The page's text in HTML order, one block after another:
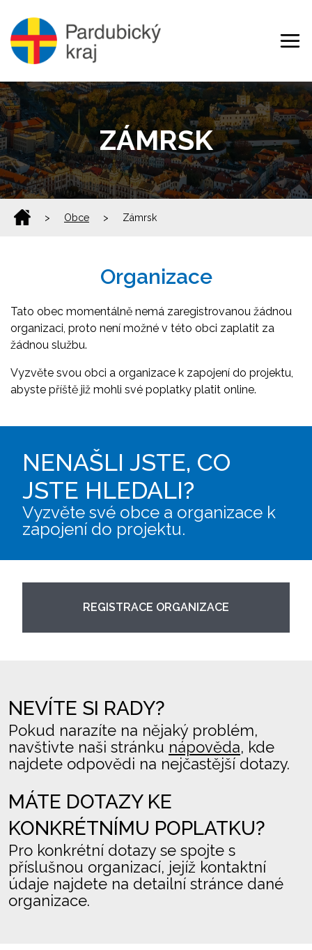
ZÁMRSK
> Obce > Zámrsk
Organizace
Tato obec momentálně nemá zaregistrovanou žádnou
organizaci, proto není možné v této obci zaplatit za
žádnou službu.
Vyzvěte svou obci a organizace k zapojení do projektu,
abyste příště již mohli své poplatky platit online.
NENAŠLI JSTE, CO
JSTE HLEDALI?
Vyzvěte své obce a organizace k
zapojení do projektu.
REGISTRACE ORGANIZACE
NEVÍTE SI RADY?
Pokud narazíte na nějaký problém,
navštivte naši stránku nápověda, kde
najdete odpovědi na nejčastější dotazy.
MÁTE DOTAZY KE
KONKRÉTNÍMU POPLATKU?
Pro konkrétní dotazy se spojte s
příslušnou organizací, jejíž kontaktní
údaje najdete na detailní stránce dané
organizace.